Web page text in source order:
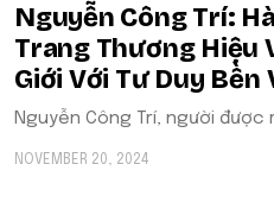
Nguyễn Công Trí:
Trang Thương Hiệu
Giới Với Tư Duy Bền
Nguyễn Công Trí, người được
NOVEMBER 20, 2024